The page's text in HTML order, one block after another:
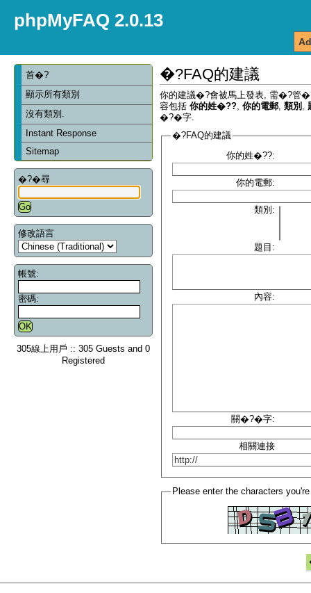
phpMyFAQ 2.0.13
首�?
顯示所有類別
沒有類別.
Instant Response
Sitemap
�?�尋
修改語言
帳號:
密碼:
305線上用戶 :: 305 Guests and 0
Registered
�?FAQ的建議
你的建議�?會被馬上發表, 需�?管
容包括 你的姓�?? 你的電郵 類別
�?�字.
�?FAQ的建議
你的姓�??:
你的電郵:
類別:
題目:
內容:
關�?�字:
相關連接
Please enter the characters